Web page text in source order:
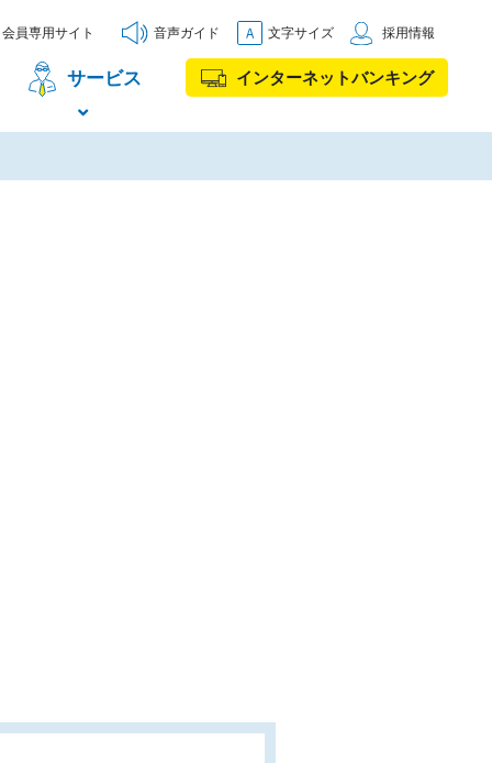
サービス インターネットバンキング
会員専用サイト 音声ガイド 文字サイズ 採用情報